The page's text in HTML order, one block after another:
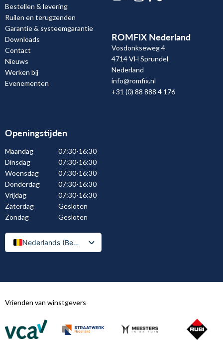
Bestellen & levering
Ruilen en terugzenden
Garantie & systeemgarantie
Downloads
Contact
Nieuws
Werken bij
Evenementen
ROMFIX Nederland
Vosdonkseweg 4
4714 VH Sprundel
Nederland
info@romfix.nl
+31 (0) 88 888 4 176
Openingstijden
Maandag
07:30-16:30
Dinsdag
07:30-16:30
Woensdag
07:30-16:30
Donderdag
07:30-16:30
Vrijdag
07:30-16:30
Zaterdag
Gesloten
Zondag
Gesloten
Nederlands (België)
Vrienden van winstgevers